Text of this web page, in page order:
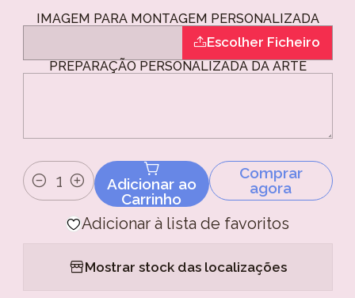
IMAGEM PARA MONTAGEM PERSONALIZADA
Escolher Ficheiro
PREPARAÇÃO PERSONALIZADA DA ARTE
Quantidade
Adicionar ao
Carrinho
Comprar
agora
Adicionar à lista de favoritos
Mostrar stock das localizações